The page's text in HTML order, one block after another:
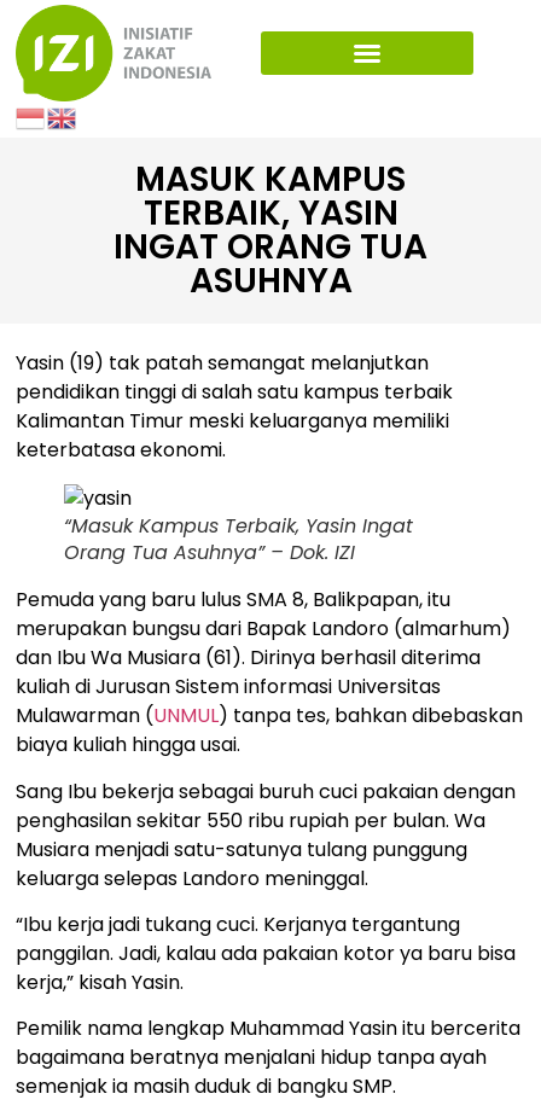
MASUK KAMPUS
TERBAIK, YASIN
INGAT ORANG TUA
ASUHNYA
Yasin (19) tak patah semangat melanjutkan
pendidikan tinggi di salah satu kampus terbaik
Kalimantan Timur meski keluarganya memiliki
keterbatasa ekonomi.
“Masuk Kampus Terbaik, Yasin Ingat
Orang Tua Asuhnya” – Dok. IZI
Pemuda yang baru lulus SMA 8, Balikpapan, itu
merupakan bungsu dari Bapak Landoro (almarhum)
dan Ibu Wa Musiara (61). Dirinya berhasil diterima
kuliah di Jurusan Sistem informasi Universitas
Mulawarman (UNMUL) tanpa tes, bahkan dibebaskan
biaya kuliah hingga usai.
Sang Ibu bekerja sebagai buruh cuci pakaian dengan
penghasilan sekitar 550 ribu rupiah per bulan. Wa
Musiara menjadi satu-satunya tulang punggung
keluarga selepas Landoro meninggal.
“Ibu kerja jadi tukang cuci. Kerjanya tergantung
panggilan. Jadi, kalau ada pakaian kotor ya baru bisa
kerja,” kisah Yasin.
Pemilik nama lengkap Muhammad Yasin itu bercerita
bagaimana beratnya menjalani hidup tanpa ayah
semenjak ia masih duduk di bangku SMP.